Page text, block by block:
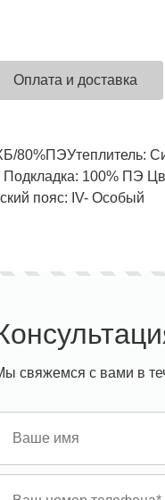
АКЦИЯ!
Оплата и доставка
80%ПЭУтеплитель:
Подкладка: 100% ПЭ
пояс: IV- Особый
свяжемся с вами в